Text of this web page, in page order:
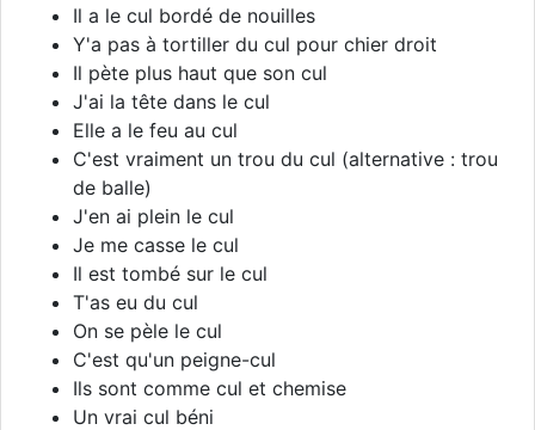
Il a le cul bordé de nouilles
Y'a pas à tortiller du cul pour chier droit
Il pète plus haut que son cul
J'ai la tête dans le cul
Elle a le feu au cul
C'est vraiment un trou du cul (alternative : trou
de balle)
J'en ai plein le cul
Je me casse le cul
Il est tombé sur le cul
T'as eu du cul
On se pèle le cul
C'est qu'un peigne-cul
Ils sont comme cul et chemise
Un vrai cul béni